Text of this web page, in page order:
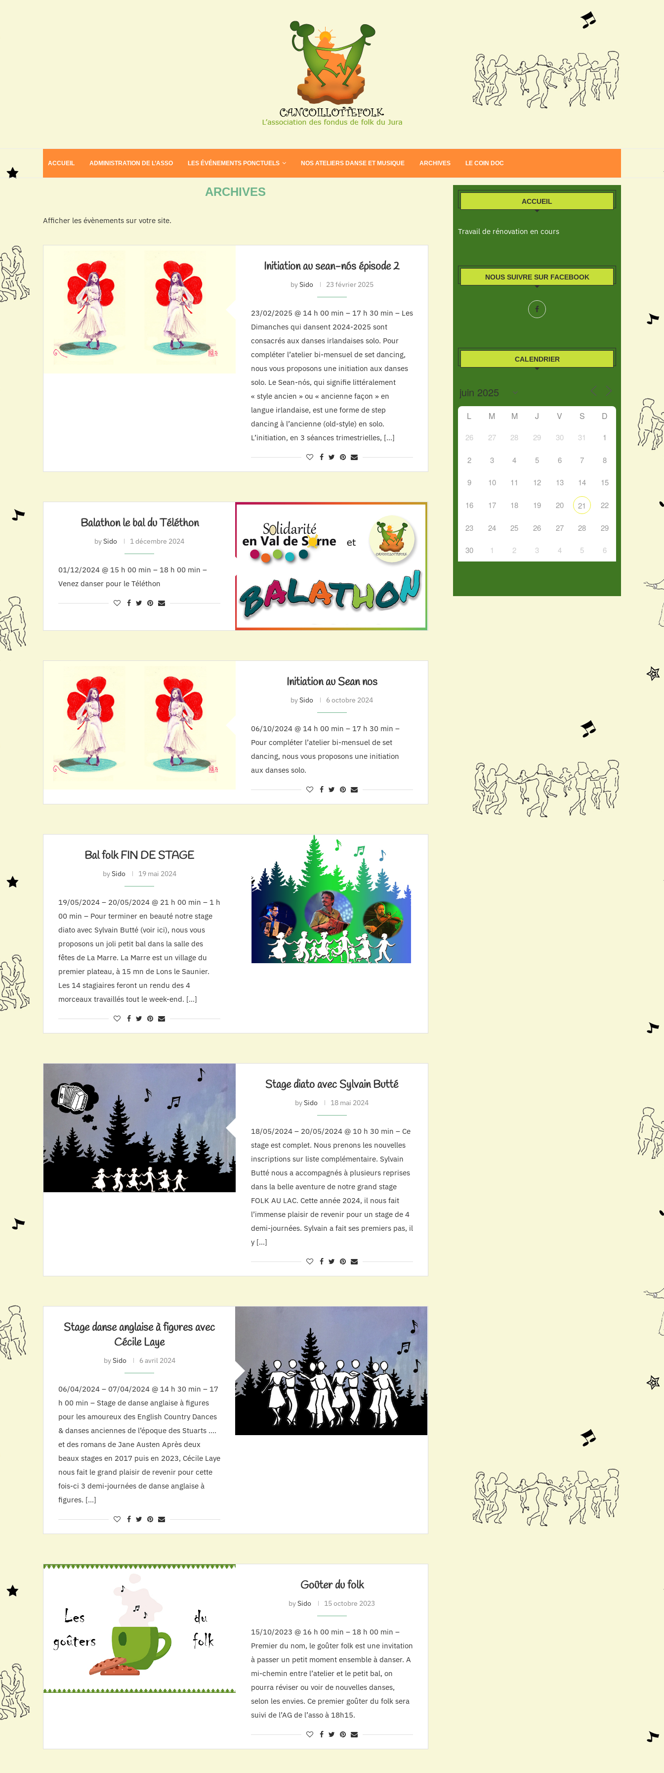
ACCUEIL ADMINISTRATION DE L’ASSO LES ÉVÉNEMENTS PONCTUELS NOS ATELIERS DANSE ET MUSIQUE ARCHIVES LE COIN DOC
ARCHIVES
Afficher les évènements sur votre site.
Initiation au sean-nós épisode 2
bySido 23 février 2025
23/02/2025 @ 14 h 00 min – 17 h 30 min – Les
Dimanches qui dansent 2024-2025 sont
consacrés aux danses irlandaises solo. Pour
compléter l’atelier bi-mensuel de set dancing,
nous vous proposons une initiation aux danses
solo. Le Sean-nós, qui signifie littéralement
« style ancien » ou « ancienne façon » en
langue irlandaise, est une forme de step
dancing à l’ancienne (old-style) en solo.
L’initiation, en 3 séances trimestrielles, […]
Balathon le bal du Téléthon
bySido 1 décembre 2024
01/12/2024 @ 15 h 00 min – 18 h 00 min –
Venez danser pour le Téléthon
Initiation au Sean nos
bySido 6 octobre 2024
06/10/2024 @ 14 h 00 min – 17 h 30 min –
Pour compléter l’atelier bi-mensuel de set
dancing, nous vous proposons une initiation
aux danses solo.
Bal folk FIN DE STAGE
bySido 19 mai 2024
19/05/2024 – 20/05/2024 @ 21 h 00 min – 1 h
00 min – Pour terminer en beauté notre stage
diato avec Sylvain Butté (voir ici), nous vous
proposons un joli petit bal dans la salle des
fêtes de La Marre. La Marre est un village du
premier plateau, à 15 mn de Lons le Saunier.
Les 14 stagiaires feront un rendu des 4
morceaux travaillés tout le week-end. […]
Stage diato avec Sylvain Butté
bySido 18 mai 2024
18/05/2024 – 20/05/2024 @ 10 h 30 min – Ce
stage est complet. Nous prenons les nouvelles
inscriptions sur liste complémentaire. Sylvain
Butté nous a accompagnés à plusieurs reprises
dans la belle aventure de notre grand stage
FOLK AU LAC. Cette année 2024, il nous fait
l’immense plaisir de revenir pour un stage de 4
demi-journées. Sylvain a fait ses premiers pas, il
y […]
Stage danse anglaise à figures avec
Cécile Laye
bySido 6 avril 2024
06/04/2024 – 07/04/2024 @ 14 h 30 min – 17
h 00 min – Stage de danse anglaise à figures
pour les amoureux des English Country Dances
& danses anciennes de l’époque des Stuarts ….
et des romans de Jane Austen Après deux
beaux stages en 2017 puis en 2023, Cécile Laye
nous fait le grand plaisir de revenir pour cette
fois-ci 3 demi-journées de danse anglaise à
figures. […]
Goûter du folk
bySido 15 octobre 2023
15/10/2023 @ 16 h 00 min – 18 h 00 min –
Premier du nom, le goûter folk est une invitation
à passer un petit moment ensemble à danser. A
mi-chemin entre l’atelier et le petit bal, on
pourra réviser ou voir de nouvelles danses,
selon les envies. Ce premier goûter du folk sera
suivi de l’AG de l’asso à 18h15.
ACCUEIL
Travail de rénovation en cours
NOUS SUIVRE SUR FACEBOOK
CALENDRIER
L M M J V S D
26 27 28 29 30 31 1
2 3 4 5 6 7 8
9 10 11 12 13 14 15
16 17 18 19 20 21 22
23 24 25 26 27 28 29
30 1 2 3 4 5 6